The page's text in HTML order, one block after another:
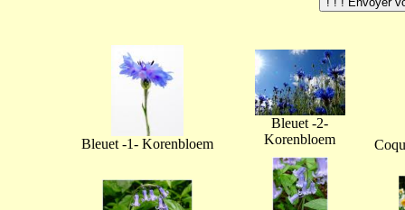
Bleuet -1- Korenbloem
Bleuet -2-
Korenbloem